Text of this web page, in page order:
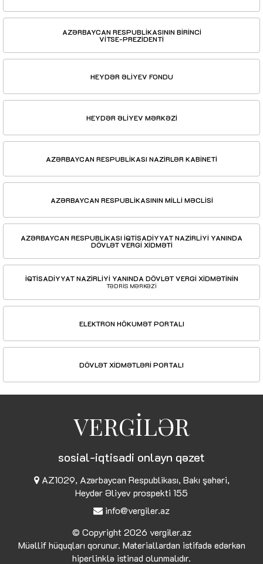
AZƏRBAYCAN RESPUBLİKASININ BİRİNCİ
VİTSE-PREZİDENTİ
HEYDƏR ƏLİYEV FONDU
HEYDƏR ƏLİYEV MƏRKƏZİ
AZƏRBAYCAN RESPUBLİKASI NAZİRLƏR KABİNETİ
AZƏRBAYCAN RESPUBLİKASININ MİLLİ MƏCLİSİ
AZƏRBAYCAN RESPUBLİKASI İQTİSADİYYAT NAZİRLİYİ YANINDA
DÖVLƏT VERGİ XİDMƏTİ
İQTİSADİYYAT NAZİRLİYİ YANINDA DÖVLƏT VERGİ XİDMƏTİNİN
TƏDRİS MƏRKƏZİ
ELEKTRON HÖKUMƏT PORTALI
DÖVLƏT XİDMƏTLƏRİ PORTALI
VERGİLƏR
sosial-iqtisadi onlayn qəzet
AZ1029, Azərbaycan Respublikası, Bakı şəhəri,
Heydər Əliyev prospekti 155
info@vergiler.az
© Copyright 2026 vergiler.az
Müəllif hüquqları qorunur. Materiallardan istifadə edərkən
hiperlinklə istinad olunmalıdır.